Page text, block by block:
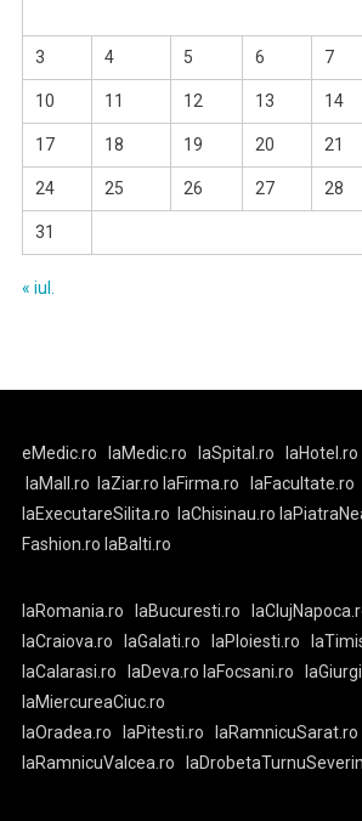
3 4 5 6 7
10 11 12 13 14
17 18 19 20 21
24 25 26 27 28
31
« iul.
eMedic.ro laMedic.ro laSpital.ro laHotel.ro
laMall.ro
laZiar.ro laFirma.ro laFacultate.ro
laExecutareSilita.ro
laChisinau.ro
Fashion.ro laBalti.ro
laRomania.ro laBucuresti.ro
laCraiova.ro
laGalati.ro laPloiesti.ro
laCalarasi.ro
laDeva.ro laFocsani.ro
laMiercureaCiuc.ro
laOradea.ro
laPitesti.ro
laRamnicuSarat.ro
laRamnicuValcea.ro